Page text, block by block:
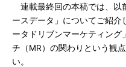
連載最終回の本稿では、以
ースデータ」についてご紹
ータドリブンマーケティング
チ（MR）の関わりという観
い。